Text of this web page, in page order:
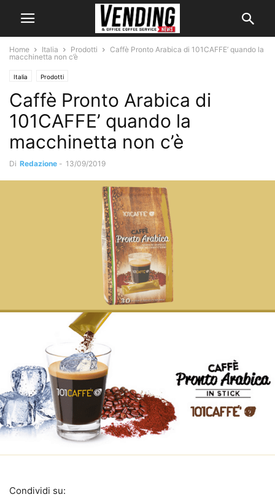
Home Italia Prodotti
Caffè Pronto Arabica di 101CAFFE’ quando la
macchinetta non c’è
Italia Prodotti
Caffè Pronto Arabica di
101CAFFE’ quando la
macchinetta non c’è
Di Redazione - 13/09/2019
Condividi su: